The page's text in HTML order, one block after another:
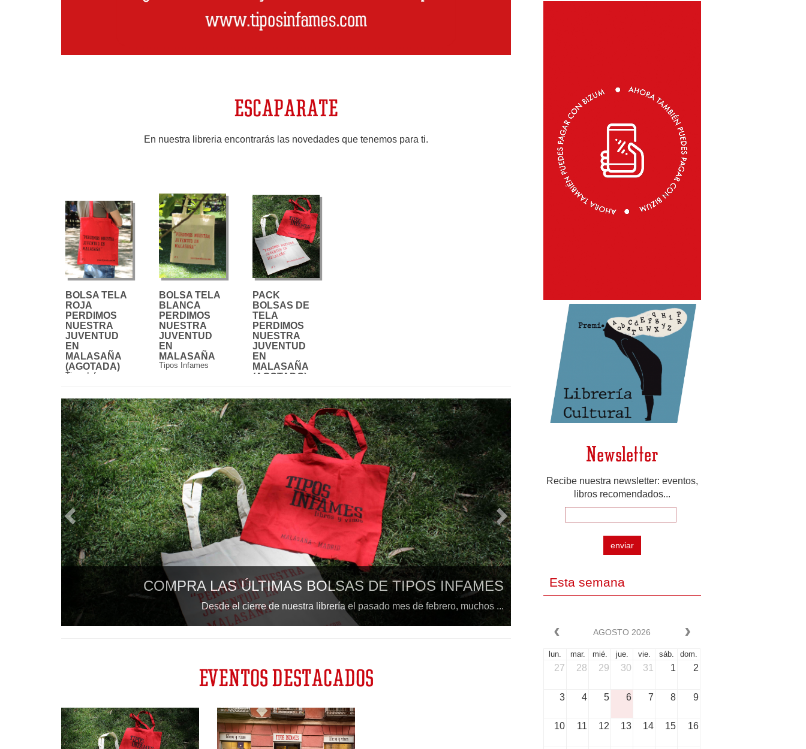
ESCAPARATE
En nuestra libreria encontrarás las novedades que tenemos para ti.
BOLSA TELA
ROJA
PERDIMOS
NUESTRA
JUVENTUD
EN
MALASAÑA
(AGOTADA)
Tipos Infames
BOLSA TELA
BLANCA
PERDIMOS
NUESTRA
JUVENTUD
EN
MALASAÑA
Tipos Infames
PACK
BOLSAS DE
TELA
PERDIMOS
NUESTRA
JUVENTUD
EN
MALASAÑA
(AGOTADO)
COMPRA LAS ÚLTIMAS BOLSAS DE TIPOS INFAMES
Desde el cierre de nuestra librería el pasado mes de febrero, muchos ...
EL GRAND FINALE DE
Previous Next
EVENTOS DESTACADOS
Newsletter
Recibe nuestra newsletter: eventos,
libros recomendados...
enviar
Esta semana
AGOSTO 2026
lun. mar. mié. jue. vie. sáb. dom.
27 28 29 30 31 1 2
3 4 5 6 7 8 9
10 11 12 13 14 15 16